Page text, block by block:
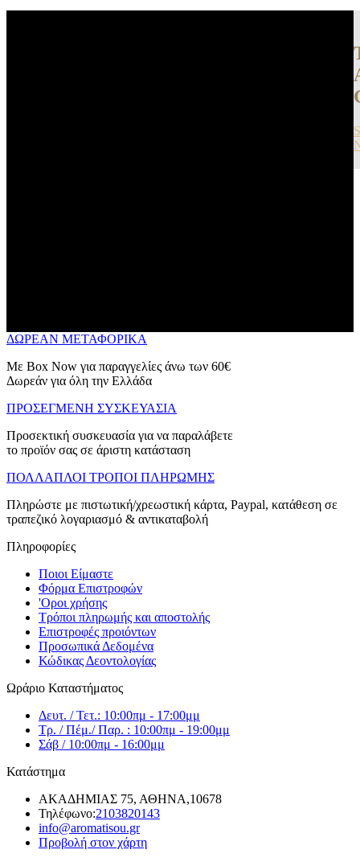
ΔΩΡΕΑΝ ΜΕΤΑΦΟΡΙΚΑ
Με Box Now για παραγγελίες άνω των 60€
Δωρεάν για όλη την Ελλάδα
ΠΡΟΣΕΓΜΕΝΗ ΣΥΣΚΕΥΑΣΙΑ
Προσεκτική συσκευασία για να παραλάβετε
το προϊόν σας σε άριστη κατάσταση
ΠΟΛΛΑΠΛΟΙ ΤΡΟΠΟΙ ΠΛΗΡΩΜΗΣ
Πληρώστε με πιστωτική/χρεωστική κάρτα, Paypal, κατάθεση σε
τραπεζικό λογαριασμό & αντικαταβολή
Πληροφορίες
Ποιοι Είμαστε
Φόρμα Επιστροφών
'Oροι χρήσης
Τρόποι πληρωμής και αποστολής
Επιστροφές προιόντων
Προσωπικά Δεδομένα
Κώδικας Δεοντολογίας
Ωράριο Καταστήματος
Δευτ. / Τετ.: 10:00πμ - 17:00μμ
Τρ. / Πέμ./ Παρ. : 10:00πμ - 19:00μμ
Σάβ / 10:00πμ - 16:00μμ
Κατάστημα
ΑΚΑΔΗΜΙΑΣ 75, ΑΘΗΝΑ,10678
Τηλέφωνο:2103820143
info@aromatisou.gr
Προβολή στον χάρτη